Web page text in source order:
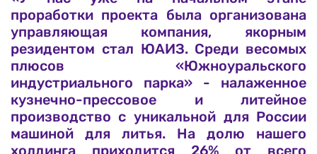
проработки проекта была организована
управляющая компания, якорным
резидентом стал ЮАИЗ. Среди весомых
плюсов «Южноуральского
индустриального парка» - налаженное
кузнечно-прессовое и литейное
производство с уникальной для России
машиной для литья. На долю нашего
холдинга приходится 26% от всего